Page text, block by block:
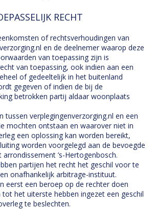
RECHT
of rechtsverhoudingen van
en de deelnemer waarop deze
van toepassing zijn is
van toepassing, ook indien aan een
of gedeeltelijk in het buitenland
gegeven of indien de bij de
betrokken partij aldaar woonplaats
tussen verplegingenverzorging.nl en een
mochten ontstaan en waarover niet in
een oplossing kan worden bereikt,
worden voorgelegd aan de bevoegde
’s-Hertogenbosch.
partijen het recht het geschil voor te
onafhankelijk arbitrage-instituut.
eerst een beroep op de rechter doen
tot het uiterste hebben ingezet een geschil
te beslechten.